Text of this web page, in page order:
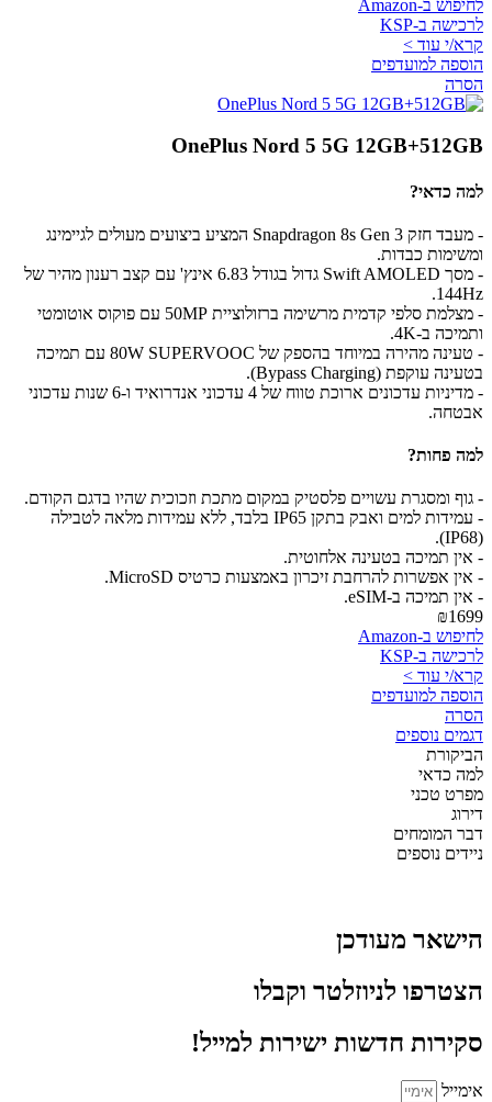
לחיפוש ב-Amazon
לרכישה ב-KSP
קרא/י עוד >
הוספה למועדפים
הסרה
OnePlus Nord 5 5G 12GB+512GB
למה כדאי?
- מעבד חזק Snapdragon 8s Gen 3 המציע ביצועים מעולים לגיימינג
ומשימות כבדות.
- מסך Swift AMOLED גדול בגודל 6.83 אינץ' עם קצב רענון מהיר של
144Hz.
- מצלמת סלפי קדמית מרשימה ברזולוציית 50MP עם פוקוס אוטומטי
ותמיכה ב-4K.
- טעינה מהירה במיוחד בהספק של 80W SUPERVOOC עם תמיכה
בטעינה עוקפת (Bypass Charging).
- מדיניות עדכונים ארוכת טווח של 4 עדכוני אנדרואיד ו-6 שנות עדכוני
אבטחה.
למה פחות?
- גוף ומסגרת עשויים פלסטיק במקום מתכת וזכוכית שהיו בדגם הקודם.
- עמידות למים ואבק בתקן IP65 בלבד, ללא עמידות מלאה לטבילה
(IP68).
- אין תמיכה בטעינה אלחוטית.
- אין אפשרות להרחבת זיכרון באמצעות כרטיס MicroSD.
- אין תמיכה ב-eSIM.
₪1699
לחיפוש ב-Amazon
לרכישה ב-KSP
קרא/י עוד >
הוספה למועדפים
הסרה
דגמים נוספים
הביקורת
למה כדאי
מפרט טכני
דירוג
דבר המומחים
ניידים נוספים
הישאר מעודכן
הצטרפו לניוזלטר וקבלו
סקירות חדשות ישירות למייל!
אימייל